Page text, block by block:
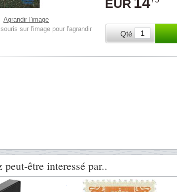
Agrandir l'image
sur l'image pour l'agrandir
EUR
Qté
peut-être interessé par..